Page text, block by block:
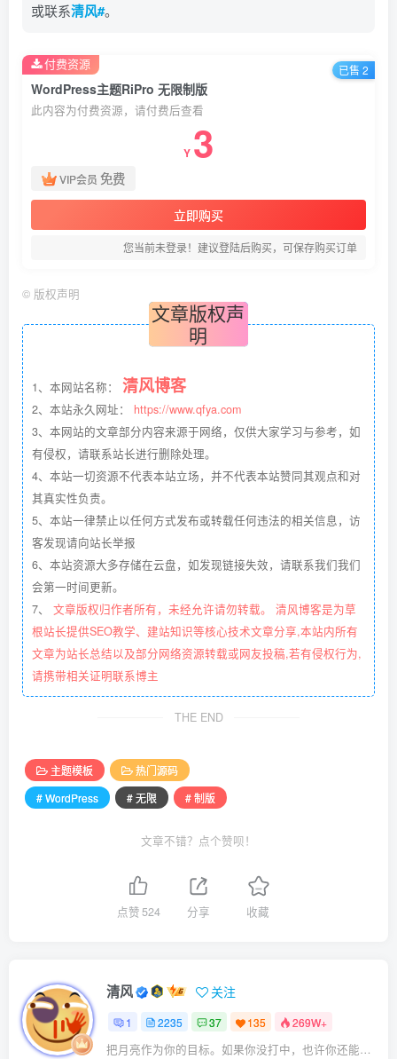
或联系清风#。
WordPress主题RiPro 无限制版
此内容为付费资源，请付费后查看
Y 3
VIP会员 免费
立即购买
您当前未登录！建议登陆后购买，可保存购买订单
付费资源 已售 2
© 版权声明
文章版权声
明
1、本网站名称： 清风博客
2、本站永久网址： https://www.qfya.com
3、本网站的文章部分内容来源于网络，仅供大家学习与参考，如
有侵权，请联系站长进行删除处理。
4、本站一切资源不代表本站立场，并不代表本站赞同其观点和对
其真实性负责。
5、本站一律禁止以任何方式发布或转载任何违法的相关信息，访
客发现请向站长举报
6、本站资源大多存储在云盘，如发现链接失效，请联系我们我们
会第一时间更新。
7、 文章版权归作者所有，未经允许请勿转载。 清风博客是为草
根站长提供SEO教学、建站知识等核心技术文章分享,本站内所有
文章为站长总结以及部分网络资源转载或网友投稿,若有侵权行为,
请携带相关证明联系博主
THE END
主题模板
热门源码
# WordPress
# 无限 # 制版
文章不错？点个赞呗！
点赞 524 分享 收藏
清风 关注
1 2235 37 135 269W+
把月亮作为你的目标。如果你没打中，也许你还能打中星星